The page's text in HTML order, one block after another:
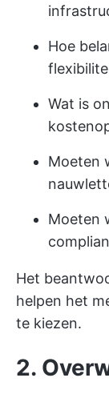
Hoe
Wat is
Moeten
Moeten
Het
helpen het
te kiezen.
2.